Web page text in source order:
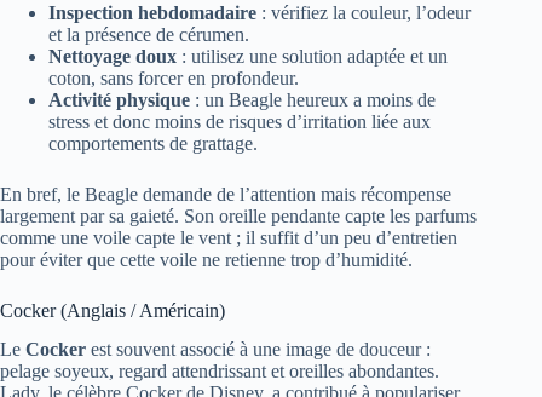
Inspection hebdomadaire : vérifiez la couleur, l’odeur
et la présence de cérumen.
Nettoyage doux : utilisez une solution adaptée et un
coton, sans forcer en profondeur.
Activité physique : un Beagle heureux a moins de
stress et donc moins de risques d’irritation liée aux
comportements de grattage.
En bref, le Beagle demande de l’attention mais récompense
largement par sa gaieté. Son oreille pendante capte les parfums
comme une voile capte le vent ; il suffit d’un peu d’entretien
pour éviter que cette voile ne retienne trop d’humidité.
Cocker (Anglais / Américain)
Le Cocker est souvent associé à une image de douceur :
pelage soyeux, regard attendrissant et oreilles abondantes.